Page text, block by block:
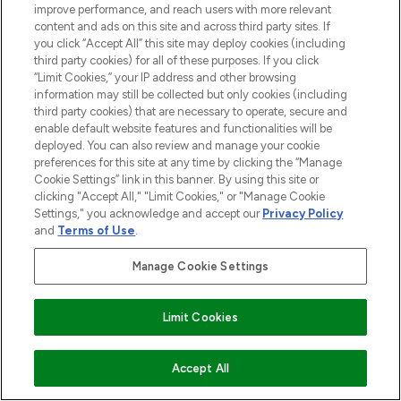
ZUM WARENKORB HINZUFÜGEN
Cookie-Einwilligung
Do Not Sell or Share My Personal
Information
HILFE & INFORMATION
IMPRESSUM
ÜBER LOOKFANTASTIC
improve performance, and reach users with more relevant
content and ads on this site and across third party sites. If
you click “Accept All” this site may deploy cookies (including
third party cookies) for all of these purposes. If you click
“Limit Cookies,” your IP address and other browsing
information may still be collected but only cookies (including
third party cookies) that are necessary to operate, secure and
enable default website features and functionalities will be
deployed. You can also review and manage your cookie
preferences for this site at any time by clicking the “Manage
Cookie Settings” link in this banner. By using this site or
clicking "Accept All," "Limit Cookies," or "Manage Cookie
Settings," you acknowledge and accept our Privacy Policy
and Terms of Use.
Manage Cookie Settings
Limit Cookies
Accept All